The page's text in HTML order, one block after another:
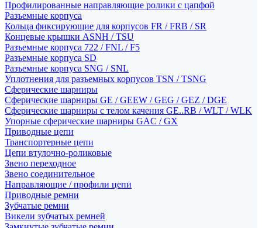
Профилированные направляющие ролики с цапфой
Разъемные корпуса
Кольца фиксирующие для корпусов FR / FRB / SR
Концевые крышки ASNH / TSU
Разъемные корпуса 722 / FNL / F5
Разъемные корпуса SD
Разъемные корпуса SNG / SNL
Уплотнения для разъемных корпусов TSN / TSNG
Сферические шарниры
Сферические шарниры GE / GEEW / GEG / GEZ / DGE
Сферические шарниры с телом качения GE..RB / WLT / WLK
Упорные сферические шарниры GAC / GX
Приводные цепи
Транспортерные цепи
Цепи втулочно-роликовые
Звено переходное
Звено соединительное
Направляющие / профили цепи
Приводные ремни
Зубчатые ремни
Викели зубчатых ремней